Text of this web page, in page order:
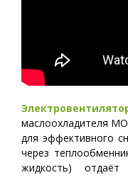
маслоохладителя
для эффективного
через
жидкость) отдаёт